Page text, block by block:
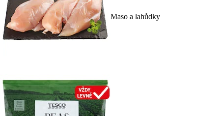
Maso a lahůdky